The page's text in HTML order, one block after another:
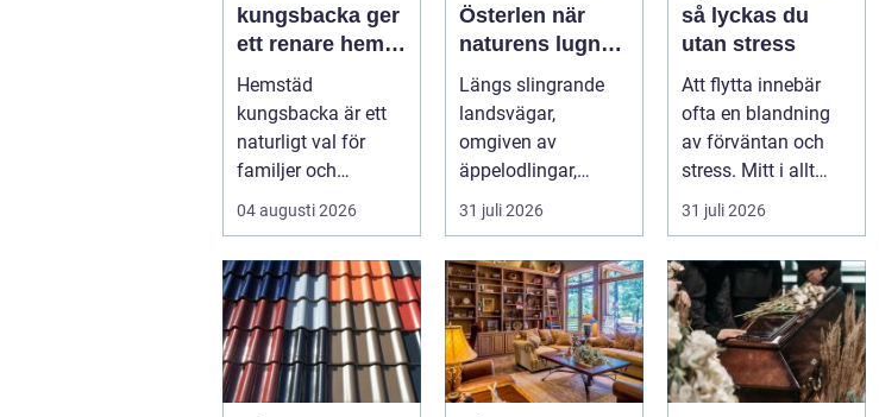
kungsbacka ger
ett renare hem
och en lugnare
vardag
Hemstäd
kungsbacka är ett
naturligt val för
familjer och
yrkesverksamma
som vill ha ett rent
hem uta...
04 augusti 2026
Österlen när
naturens lugn
möter kreativt
hantverk
Längs slingrande
landsvägar,
omgiven av
äppelodlingar,
rågfält och
havsvindar, har
blomsterhantverke...
31 juli 2026
så lyckas du
utan stress
Att flytta innebär
ofta en blandning
av förväntan och
stress. Mitt i allt
packande och
planerande dy...
31 juli 2026